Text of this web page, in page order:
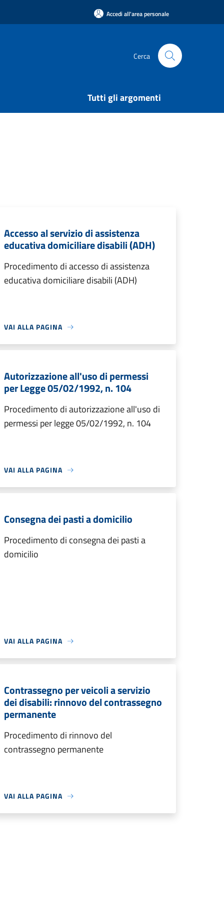
Accedi all'area personale
Cerca
Tutti gli argomenti
Accesso al servizio di assistenza
educativa domiciliare disabili (ADH)
Procedimento di accesso di assistenza
educativa domiciliare disabili (ADH)
VAI ALLA PAGINA
Autorizzazione all'uso di permessi
per Legge 05/02/1992, n. 104
Procedimento di autorizzazione all'uso di
permessi per legge 05/02/1992, n. 104
VAI ALLA PAGINA
Consegna dei pasti a domicilio
Procedimento di consegna dei pasti a
domicilio
VAI ALLA PAGINA
Contrassegno per veicoli a servizio
dei disabili: rinnovo del contrassegno
permanente
Procedimento di rinnovo del
contrassegno permanente
VAI ALLA PAGINA